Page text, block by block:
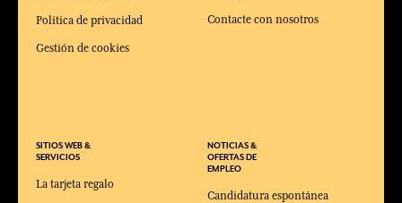
Política de privacidad
Gestión de cookies
SITIOS WEB &
SERVICIOS
La tarjeta regalo
Contacte con nosotros
NOTICIAS &
OFERTAS DE
EMPLEO
Candidatura espontánea